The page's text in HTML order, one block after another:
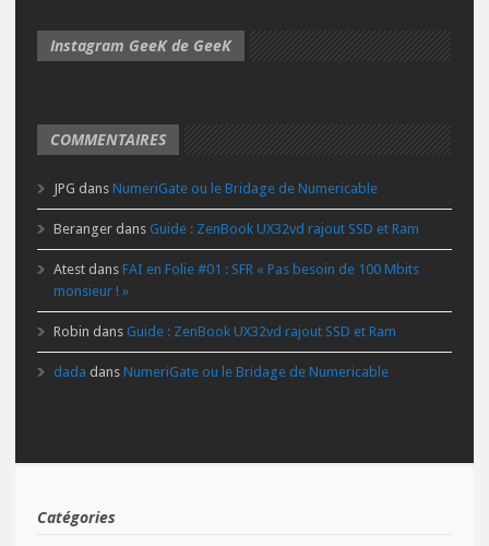
Instagram GeeK de GeeK
COMMENTAIRES
JPG dans NumeriGate ou le Bridage de Numericable
Beranger dans Guide : ZenBook UX32vd rajout SSD et Ram
Atest dans FAI en Folie #01 : SFR « Pas besoin de 100 Mbits
monsieur ! »
Robin dans Guide : ZenBook UX32vd rajout SSD et Ram
dada dans NumeriGate ou le Bridage de Numericable
Catégories